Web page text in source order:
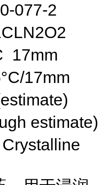
077-2
17mm
17mm
estimate)